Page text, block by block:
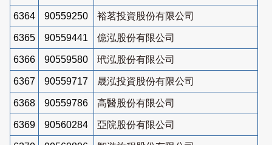
6364 90559250 裕茗投資股份有限公司
6365 90559441 億泓股份有限公司
6366 90559580 玳泓股份有限公司
6367 90559717 晟泓投資股份有限公司
6368 90559786 高醫股份有限公司
6369 90560284 亞院股份有限公司